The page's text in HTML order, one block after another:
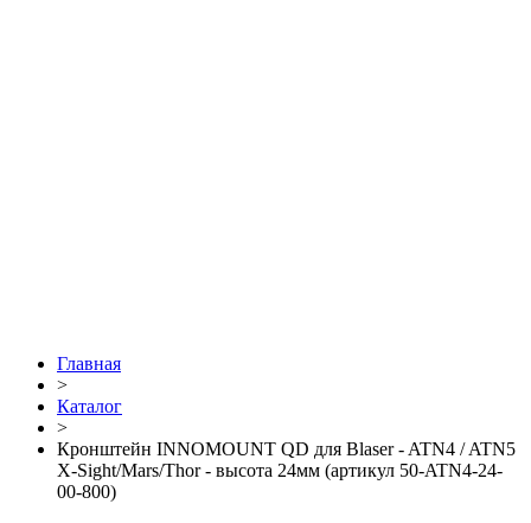
Главная
>
Каталог
>
Кронштейн INNOMOUNT QD для Blaser - ATN4 / ATN5
X-Sight/Mars/Thor - высота 24мм (артикул 50-ATN4-24-
00-800)